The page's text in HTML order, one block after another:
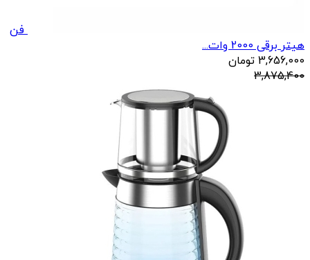
فن
هیتر برقی 2000 وات...
3,656,000 تومان
3,875,400